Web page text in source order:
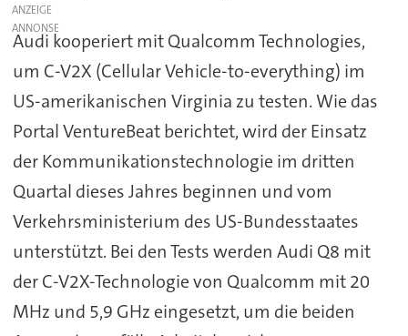
ANZEIGE
Audi kooperiert mit Qualcomm Technologies,
um C-V2X (Cellular Vehicle-to-everything) im
US-amerikanischen Virginia zu testen. Wie das
Portal VentureBeat berichtet, wird der Einsatz
der Kommunikationstechnologie im dritten
Quartal dieses Jahres beginnen und vom
Verkehrsministerium des US-Bundesstaates
unterstützt. Bei den Tests werden Audi Q8 mit
der C-V2X-Technologie von Qualcomm mit 20
MHz und 5,9 GHz eingesetzt, um die beiden